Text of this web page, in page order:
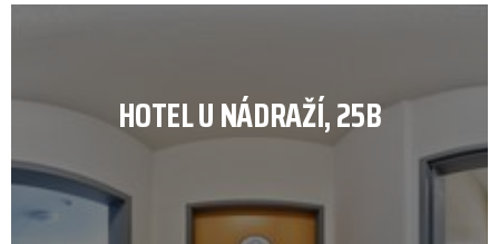
HOTEL U NÁDRAŽÍ, 25B